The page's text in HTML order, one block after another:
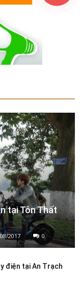
tại Tôn Thất
2017 0
điện tại An Trạch